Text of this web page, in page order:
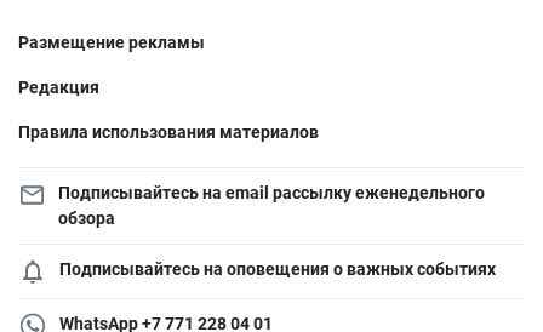
Размещение рекламы
Редакция
Правила использования материалов
Подписывайтесь на email рассылку еженедельного
обзора
Подписывайтесь на оповещения о важных событиях
WhatsApp +7 771 228 04 01